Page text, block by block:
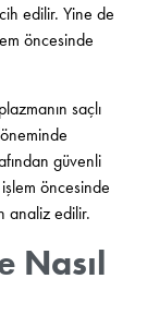
edilir. Yine de
öncesinde
saçlı
güvenli
öncesinde
analiz edilir.
Nasıl